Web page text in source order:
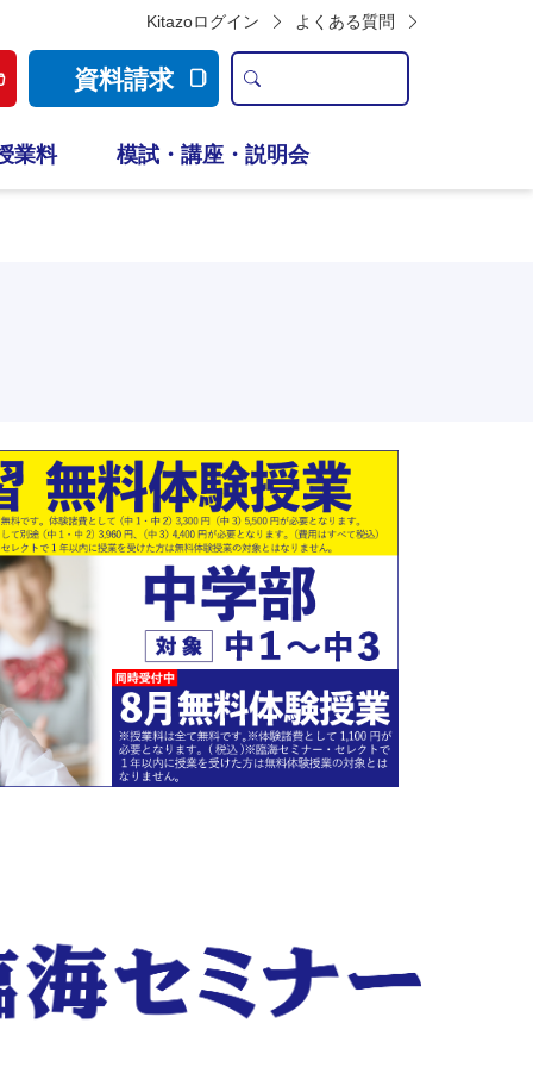
Kitazoログイン よくある質問
資料請求
業料 模試・講座・説明会